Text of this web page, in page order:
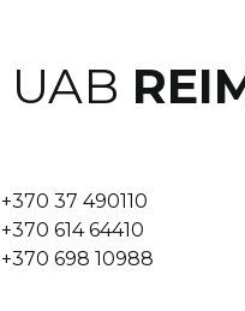
UAB
+370 37 490110
+370 614 64410
+370 698 10988